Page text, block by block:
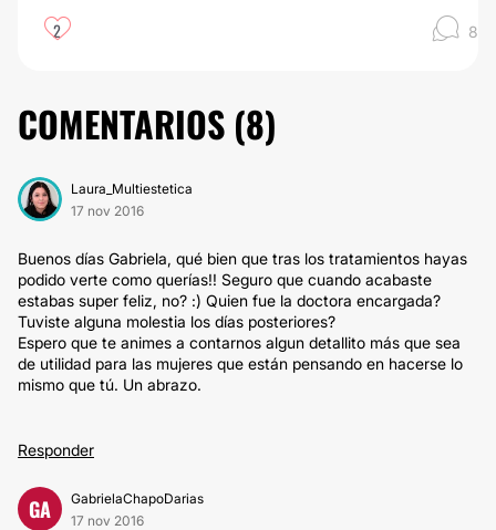
2 8
COMENTARIOS (8)
Laura_Multiestetica
17 nov 2016
Buenos días Gabriela, qué bien que tras los tratamientos hayas
podido verte como querías!! Seguro que cuando acabaste
estabas super feliz, no? :) Quien fue la doctora encargada?
Tuviste alguna molestia los días posteriores?
Espero que te animes a contarnos algun detallito más que sea
de utilidad para las mujeres que están pensando en hacerse lo
mismo que tú. Un abrazo.
Responder
GA
GabrielaChapoDarias
17 nov 2016